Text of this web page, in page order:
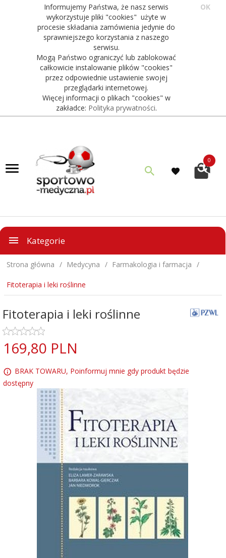
Informujemy Państwa, że nasz serwis
wykorzystuje pliki "cookies" użyte w
procesie składania zamówienia jedynie do
sprawniejszego korzystania z naszego
serwisu.
Mogą Państwo ograniczyć lub zablokować
całkowicie instalowanie plików "cookies"
przez odpowiednie ustawienie swojej
przeglądarki internetowej.
Więcej informacji o plikach "cookies" w
zakładce: Polityka prywatności.
OK
0
Kategorie
Strona główna Medycyna Farmakologia i farmacja
Fitoterapia i leki roślinne
Fitoterapia i leki roślinne
169,80 PLN
BRAK TOWARU, Poinformuj mnie gdy produkt będzie
dostępny